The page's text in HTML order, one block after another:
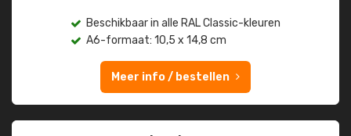
Beschikbaar in alle RAL Classic-kleuren
A6-formaat: 10,5 x 14,8 cm
Meer info / bestellen